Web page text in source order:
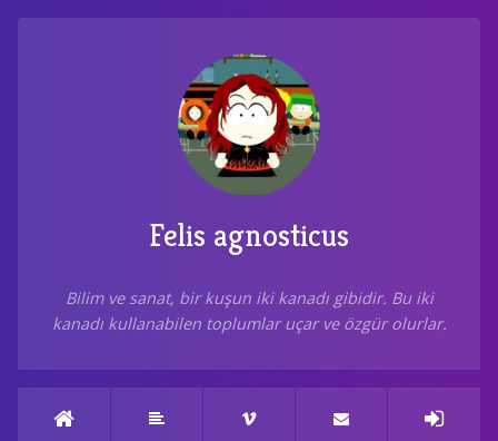
Felis agnosticus
Bilim ve sanat, bir kuşun iki kanadı gibidir. Bu iki
kanadı kullanabilen toplumlar uçar ve özgür olurlar.